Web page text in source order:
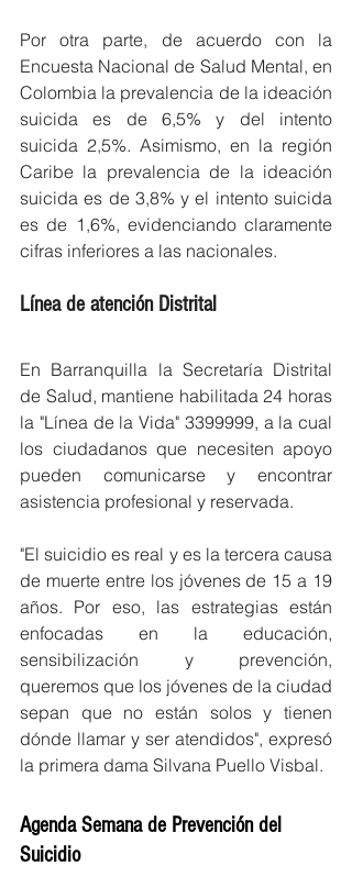
Por otra parte, de acuerdo con la
Encuesta Nacional de Salud Mental, en
Colombia la prevalencia de la ideación
suicida es de 6,5% y del intento
suicida 2,5%. Asimismo, en la región
Caribe la prevalencia de la ideación
suicida es de 3,8% y el intento suicida
es de 1,6%, evidenciando claramente
cifras inferiores a las nacionales.
Línea de atención Distrital
En Barranquilla la Secretaría Distrital
de Salud, mantiene habilitada 24 horas
la "Línea de la Vida" 3399999, a la cual
los ciudadanos que necesiten apoyo
pueden comunicarse y encontrar
asistencia profesional y reservada.
"El suicidio es real y es la tercera causa
de muerte entre los jóvenes de 15 a 19
años. Por eso, las estrategias están
enfocadas en la educación,
sensibilización y prevención,
queremos que los jóvenes de la ciudad
sepan que no están solos y tienen
dónde llamar y ser atendidos", expresó
la primera dama Silvana Puello Visbal.
Agenda Semana de Prevención del
Suicidio